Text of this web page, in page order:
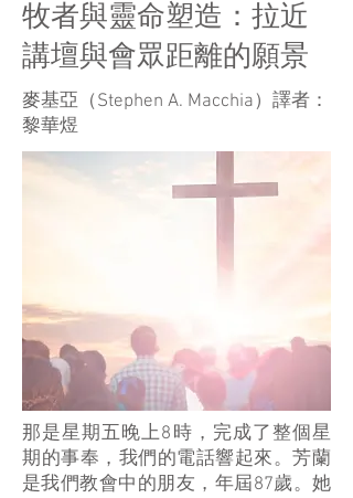
牧者與靈命塑造：拉近
講壇與會眾距離的願景
麥基亞（Stephen A. Macchia）譯者：
黎華煜
那是星期五晚上8時，完成了整個星
期的事奉，我們的電話響起來。芳蘭
是我們教會中的朋友，年屆87歲。她